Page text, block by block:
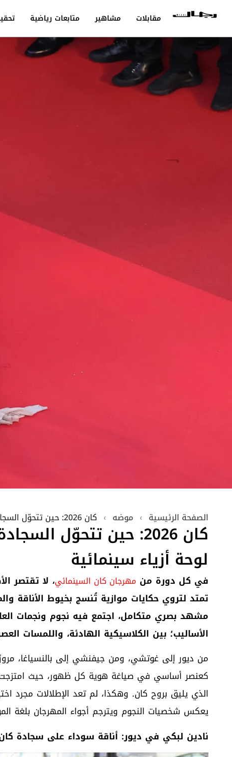
متابعات رياضية مشاهير مقابلات
الصفحة الرئيسية › موضه › كان 2026: حين تتحوّل السجادة الحمراء إلى لوحة أزياء سينمائية
كان 2026: حين تتحوّل
لوحة أزياء سينمائية
في كل دورة من مهرجان كان السينمائي، لا تقتصر
مشهد بصري متكامل، اجتمع فيه نجوم ونجمات
الأساليب؛ بين الكلاسيكية الهادئة، واللمسات
من ديور إلى غوتشي، ومن جيفنشي إلى بالنسياغا،
كعنصر أساسي في صياغة هوية كل ظهور، حيث امتزجت
الذي يليق بروح كان. وهكذا، لم تعد الإطلالات مجرد
يعكس شخصيات النجوم ويترجم أجواء المهرجان بلغة
نادين لبكي في ديور: أناقة سوداء على سجادة كان